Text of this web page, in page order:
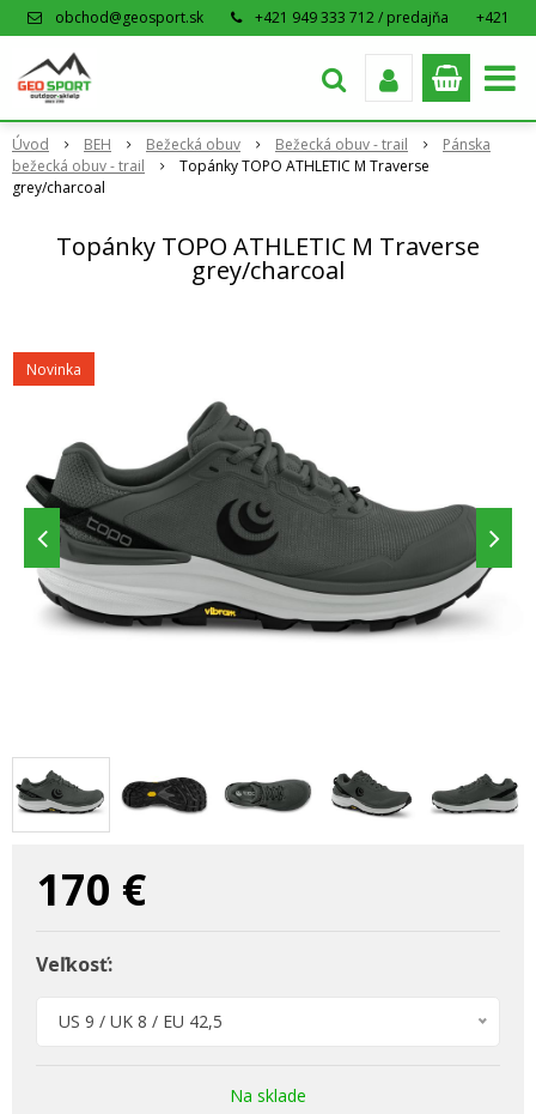
obchod@geosport.sk +421 949 333 712 / predajňa
+421
Úvod BEH Bežecká obuv Bežecká obuv - trail
Pánska
bežecká obuv - trail
Topánky TOPO ATHLETIC M Traverse
grey/charcoal
Topánky TOPO ATHLETIC M Traverse
grey/charcoal
Novinka
170 €
Veľkosť:
US 9 / UK 8 / EU 42,5
Na sklade